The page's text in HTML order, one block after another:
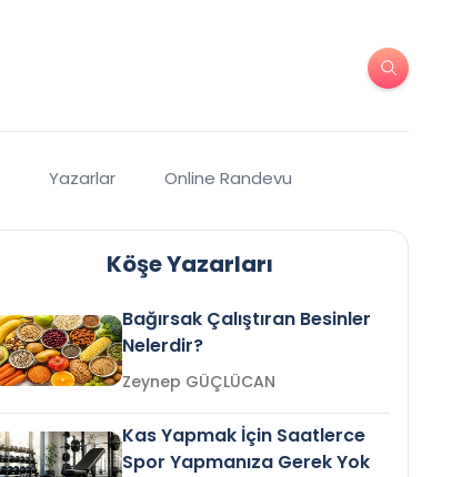
Yazarlar Online Randevu
Köşe Yazarları
Bağırsak Çalıştıran Besinler
Nelerdir?
Zeynep GÜÇLÜCAN
Kas Yapmak İçin Saatlerce
Spor Yapmanıza Gerek Yok